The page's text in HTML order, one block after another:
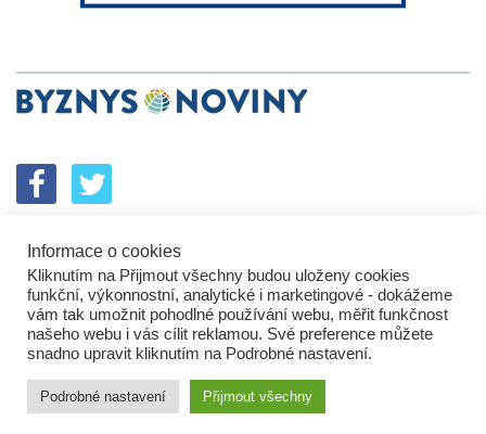
SPOLUPRÁCE PODPORA
ENERGETICKÝ SROVNÁVAČ
KORPORÁTNÍ BROUCI
PROBLÉMY FIREM
KOMUNIKAČNÍ PŘEŠLAPY
NEJHORŠÍ FIRMY
NEJLEPŠÍ FIRMY
IN&S PROJEKTY
SROVNÁVAČ
DEVELOPERSKÁ DYSTOPIE
KOMENTÁŘE
TECH&VĚDA
POLITIKA
PODNIKATELSKÉ NOVINY
HROMADNÝ ŽALOBCE
BUSINESS DAILY
Informace o cookies
Kliknutím na Přijmout všechny budou uloženy cookies
funkční, výkonnostní, analytické i marketingové - dokážeme
vám tak umožnit pohodlné používání webu, měřit funkčnost
našeho webu i vás cílit reklamou. Své preference můžete
snadno upravit kliknutím na Podrobné nastavení.
Podrobné nastavení Přijmout všechny